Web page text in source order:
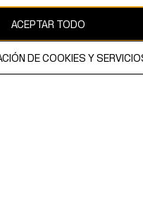
por copyright y es
ACEPTAR TODO
DE COOKIES Y